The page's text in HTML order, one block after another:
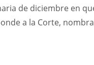
de diciembre en
a la Corte,